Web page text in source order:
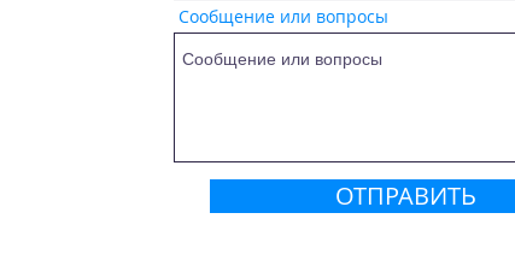
Сообщение или вопросы
ОТПРАВИТЬ